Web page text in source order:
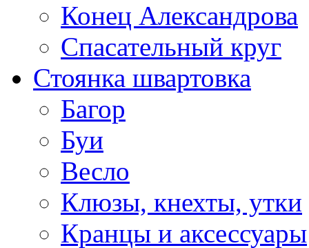
Конец Александрова
Спасательный круг
Стоянка швартовка
Багор
Буи
Весло
Клюзы, кнехты, утки
Кранцы и аксессуары